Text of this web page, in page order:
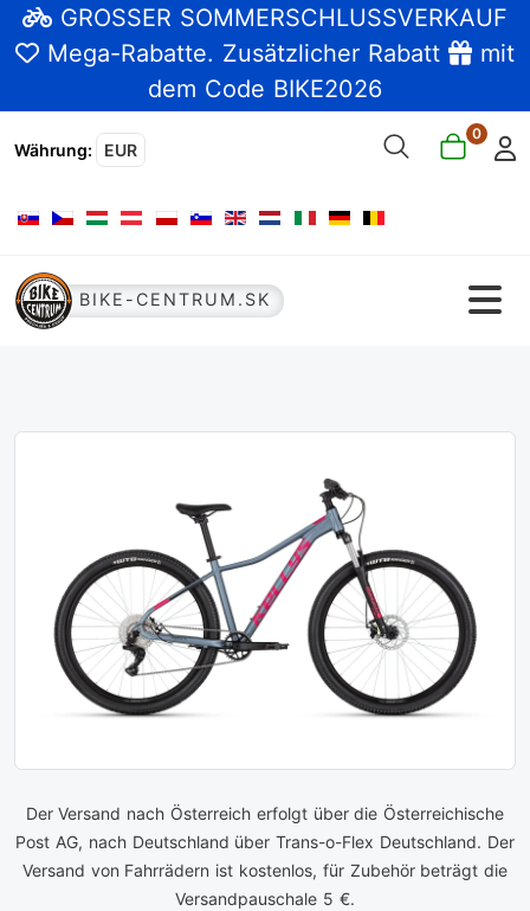
GROSSER SOMMERSCHLUSSVERKAUF
Mega-Rabatte. Zusätzlicher Rabatt
mit
dem Code BIKE2026
Währung: EUR
0
Sprache auswählen
BIKE-CENTRUM.SK
Der Versand nach Österreich erfolgt über die Österreichische
Post AG, nach Deutschland über Trans-o-Flex Deutschland. Der
Versand von Fahrrädern ist kostenlos, für Zubehör beträgt die
Versandpauschale 5 €.